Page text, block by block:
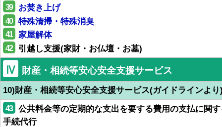
39 お焚き上げ
40 特殊清掃・特殊消臭
41 家屋解体
42 引越し支援(家財・お仏壇・お墓)
Ⅳ 財産・相続等安心安全支援サービス
10)財産・相続等安心安全支援サービス(ガイドラインより
43
公共料金等の定期的な支出を要する費用の支払に関
手続代行